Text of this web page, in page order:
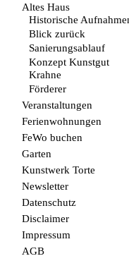
Altes Haus
Historische
Blick zurück
Sanierungsablauf
Konzept Kunstgut
Krahne
Förderer
Veranstaltungen
Ferienwohnungen
FeWo buchen
Garten
Kunstwerk Torte
Newsletter
Datenschutz
Disclaimer
Impressum
AGB